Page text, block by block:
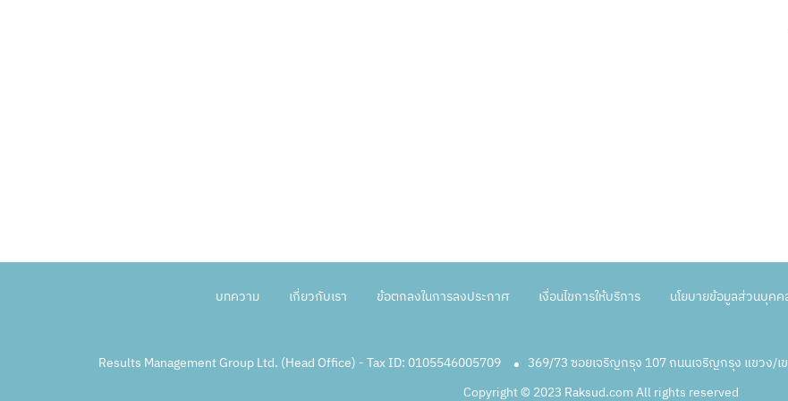
บทความ เกี่ยวกับเรา ข้อตกลงในการลงประกาศ เงื่อนไขการให้บริการ นโยบายข้อมูลส่วนบุคค
Results Management Group Ltd. (Head Office) - Tax ID: 0105546005709 369/73 ซอยเจริญกรุง 107 ถนนเจริญกรุง แขวง/
Copyright © 2023 Raksud.com All rights reserved